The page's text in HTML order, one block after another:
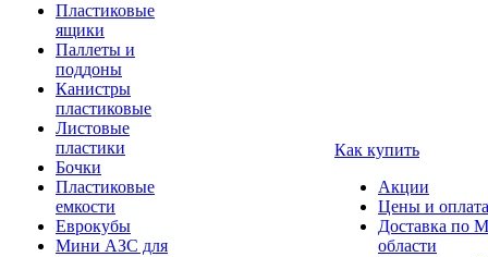
Пластиковые
ящики
Паллеты и
поддоны
Канистры
пластиковые
Листовые
пластики
Бочки
Пластиковые
емкости
Еврокубы
Мини АЗС для
Как купить
Акции
Цены и оплата
Доставка по
области